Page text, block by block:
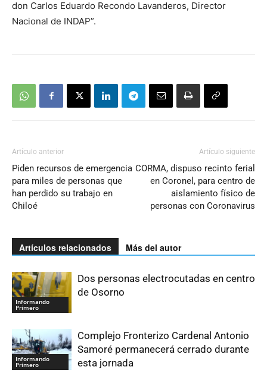
don Carlos Eduardo Recondo Lavanderos, Director
Nacional de INDAP”.
Artículo anterior
Piden recursos de emergencia
para miles de personas que
han perdido su trabajo en
Chiloé
Artículo siguiente
CORMA, dispuso recinto ferial
en Coronel, para centro de
aislamiento físico de
personas con Coronavirus
Artículos relacionados Más del autor
Informando
Primero
Dos personas electrocutadas en centro
de Osorno
Informando
Primero
Complejo Fronterizo Cardenal Antonio
Samoré permanecerá cerrado durante
esta jornada